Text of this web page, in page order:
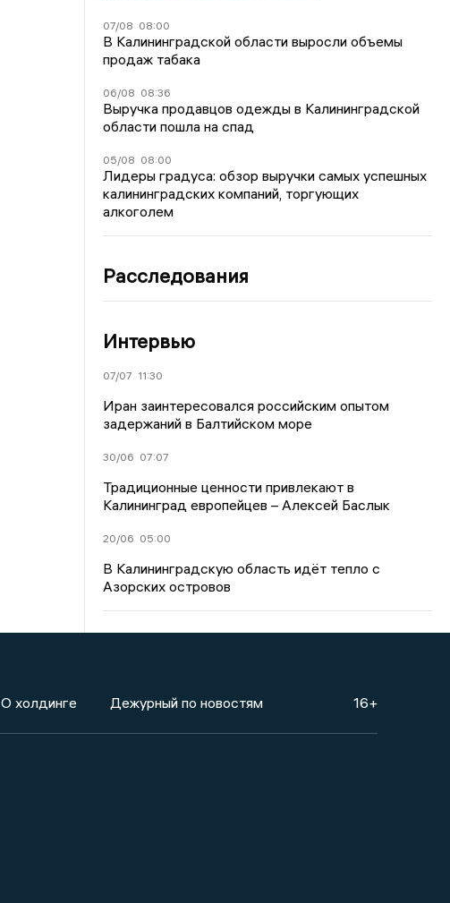
07/08 08:00
В Калининградской области выросли объемы
продаж табака
06/08 08:36
Выручка продавцов одежды в Калининградской
области пошла на спад
05/08 08:00
Лидеры градуса: обзор выручки самых успешных
калининградских компаний, торгующих
алкоголем
Расследования
Интервью
07/07 11:30
Иран заинтересовался российским опытом
задержаний в Балтийском море
30/06 07:07
Традиционные ценности привлекают в
Калининград европейцев – Алексей Баслык
20/06 05:00
В Калининградскую область идёт тепло с
Азорских островов
О холдинге Дежурный по новостям 16+